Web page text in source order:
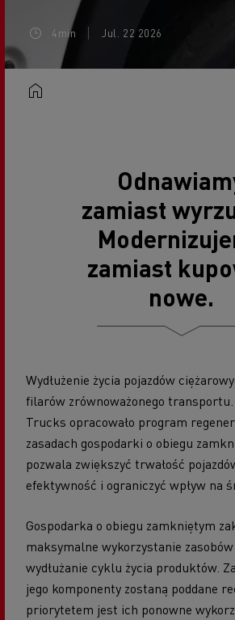
4min Jul. 22 2026
zamiast
zamiast
nowe.
Wydłużenie życia pojazdów
filarów zrównoważonego
Trucks opracowało program
zasadach gospodarki o obiegu
pozwala zwiększyć trwałość
efektywność i ograniczyć wpływ na
Gospodarka o obiegu zamkniętym
maksymalne wykorzystanie
wydłużanie cyklu życia produktów.
jego komponenty zostaną poddane
priorytetem jest ich ponowne